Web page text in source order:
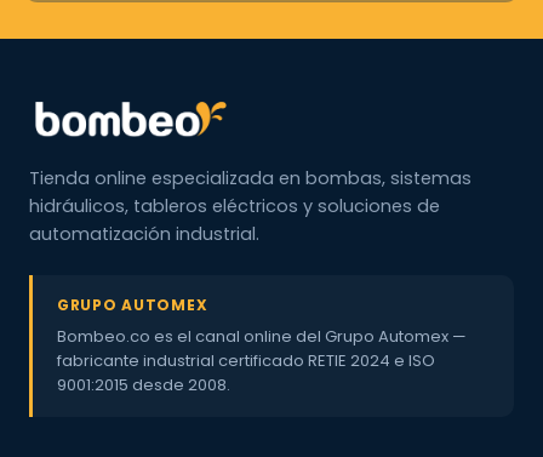
Tienda online especializada en bombas, sistemas
hidráulicos, tableros eléctricos y soluciones de
automatización industrial.
GRUPO AUTOMEX
Bombeo.co es el canal online del Grupo Automex —
fabricante industrial certificado RETIE 2024 e ISO
9001:2015 desde 2008.